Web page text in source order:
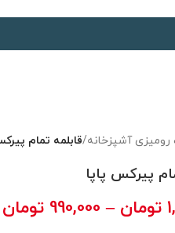
آشپزخانه/قابلمه تمام
پیرکس پاپا
تومان –
990,000 تومان